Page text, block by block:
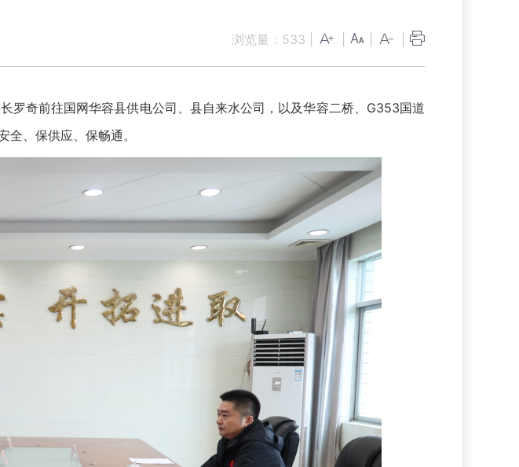
浏览量： 533
奇前往国网华容县供电公司、县自来水公司，以及华容二桥、G353国道
、保供应、保畅通。